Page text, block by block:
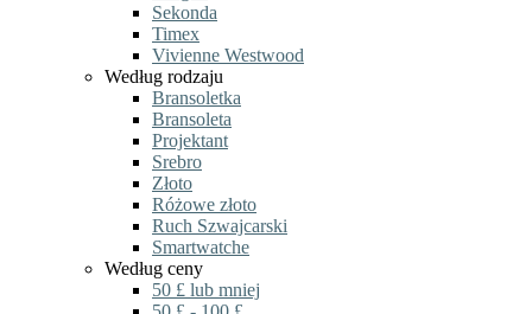
Sekonda
Timex
Vivienne Westwood
Według rodzaju
Bransoletka
Bransoleta
Projektant
Srebro
Złoto
Różowe złoto
Ruch Szwajcarski
Smartwatche
Według ceny
50 £ lub mniej